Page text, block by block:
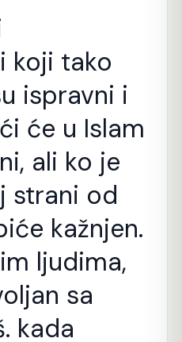
koji tako
ispravni i
će u Islam
ali ko je
strani od
kažnjen.
ljudima,
sa
kada